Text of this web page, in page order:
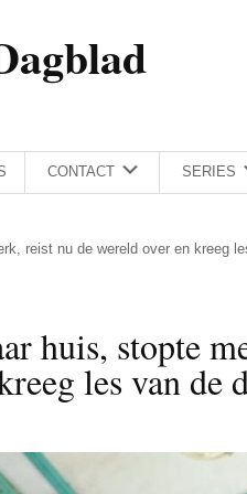
CONTACT SERIES
reist nu de wereld over en kreeg
huis, stopte
les van de